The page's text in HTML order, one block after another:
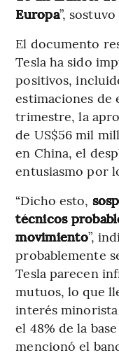
Europa”,
El documento
Tesla ha sido
positivos,
estimaciones de
trimestre, la
de US$56 mil
en China, el
entusiasmo por
“Dicho esto,
técnicos
movimiento”,
probablemente
Tesla parecen
mutuos, lo que
interés
el 48% de la
mencionó el